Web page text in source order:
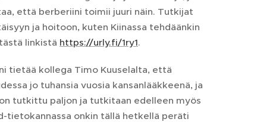
että berberiini toimii juuri näin. Tutkijat
ja hoitoon, kuten Kiinassa tehdäänkin
linkistä https://urly.fi/1ry1.
tietää kollega Timo Kuuselalta, että
jo tuhansia vuosia kansanlääkkeenä, ja
tutkittu paljon ja tutkitaan edelleen myös
tietokannassa onkin tällä hetkellä peräti